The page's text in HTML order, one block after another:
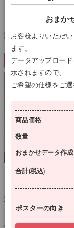
梱包方法
通常（丸めて発
通常は、ポスターを
「巻かずに発送」を
厚手の段ボールに挟
おまか
お客様よりいただ
ます。
データアップロー
示されますので、
ご希望の仕様をご選
商品価格
数量
おまかせデータ作
合計(税込)
ポスターの向き